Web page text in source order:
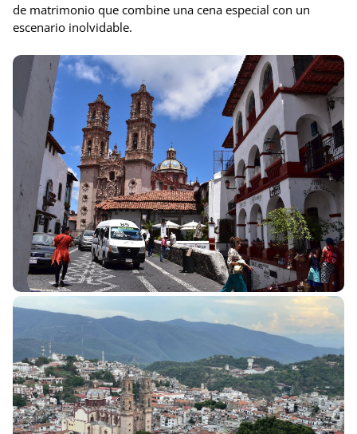
de matrimonio que combine una cena especial con un
escenario inolvidable.